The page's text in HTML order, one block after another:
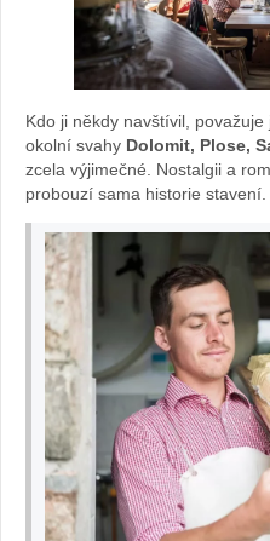
Kdo ji někdy navštívil,
okolní svahy Dolomit, Plose,
zcela výjimečné. Nostalgii a
probouzí sama historie stavení.